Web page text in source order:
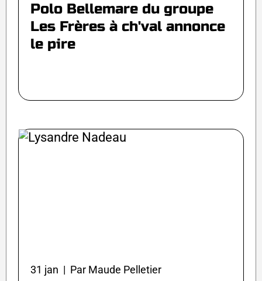
Polo Bellemare du groupe
Les Frères à ch'val annonce
le pire
31 jan | Par Maude Pelletier